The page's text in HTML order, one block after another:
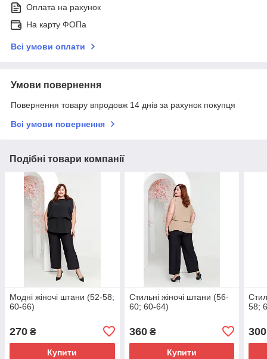
Оплата на рахунок
На карту ФОПа
Всі умови оплати
Умови повернення
Повернення товару впродовж 14 днів за рахунок покупця
Всі умови повернення
Подібні товари компанії
Модні жіночі штани (52-58;
60-66)
270 ₴
Купити
Стильні жіночі штани (56-
60; 60-64)
360₴
Купити
58;
300